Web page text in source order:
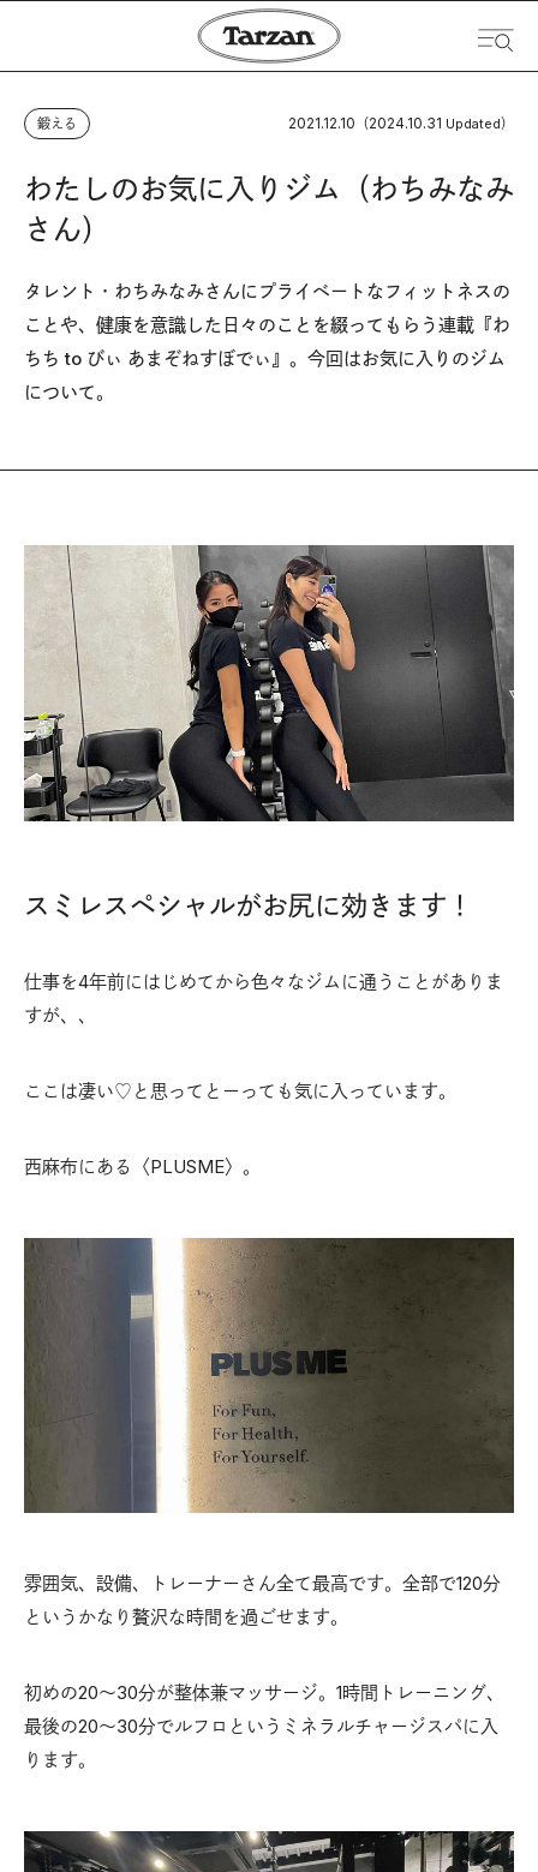
鍛える 2021.12.10 （2024.10.31 Updated）
わたしのお気に入りジム（わちみなみ
さん）
タレント・わちみなみさんにプライベートなフィットネスの
ことや、健康を意識した日々のことを綴ってもらう連載『わ
ちち to びぃ あまぞねすぼでぃ』。今回はお気に入りのジム
について。
スミレスペシャルがお尻に効きます！
仕事を4年前にはじめてから色々なジムに通うことがありま
すが、、
ここは凄い♡と思ってとーっても気に入っています。
西麻布にある〈PLUSME〉。
雰囲気、設備、トレーナーさん全て最高です。全部で120分
というかなり贅沢な時間を過ごせます。
初めの20〜30分が整体兼マッサージ。1時間トレーニング、
最後の20〜30分でルフロというミネラルチャージスパに入
ります。